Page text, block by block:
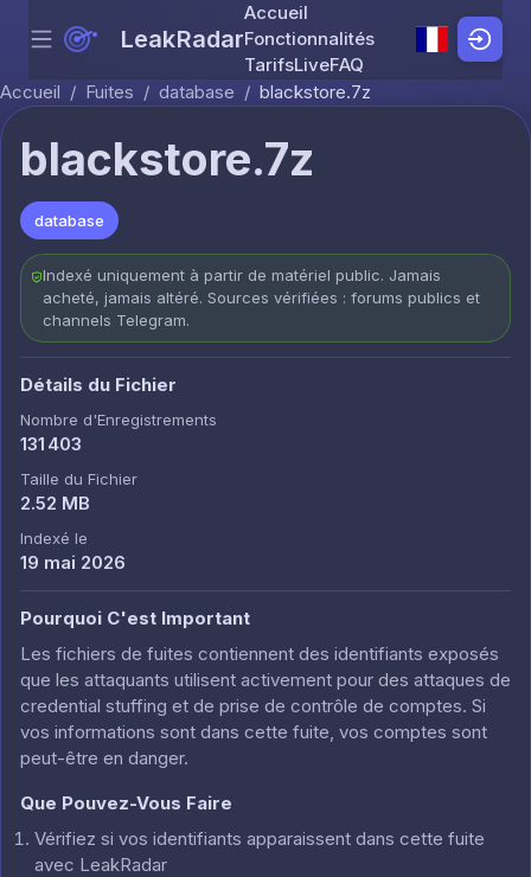
Skip to content
Menu LeakRadar
Accueil
Fonctionnalités
TarifsLiveFAQ
Accueil / Fuites / database / blackstore.7z
blackstore.7z
database
Indexé uniquement à partir de matériel public. Jamais
acheté, jamais altéré. Sources vérifiées : forums publics et
channels Telegram.
Détails du Fichier
Nombre d'Enregistrements
131 403
Taille du Fichier
2.52 MB
Indexé le
19 mai 2026
Pourquoi C'est Important
Les fichiers de fuites contiennent des identifiants exposés
que les attaquants utilisent activement pour des attaques de
credential stuffing et de prise de contrôle de comptes. Si
vos informations sont dans cette fuite, vos comptes sont
peut-être en danger.
Que Pouvez-Vous Faire
Vérifiez si vos identifiants apparaissent dans cette fuite
avec LeakRadar